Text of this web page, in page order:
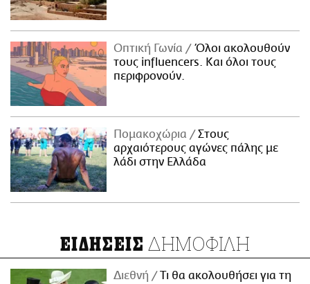
Οπτική Γωνία
Όλοι ακολουθούν
τους influencers. Και όλοι τους
περιφρονούν.
Πομακοχώρια
Στους
αρχαιότερους αγώνες πάλης με
λάδι στην Ελλάδα
ΕΙΔΗΣΕΙΣ ΔΗΜΟΦΙΛΗ
Διεθνή
Τι θα ακολουθήσει για τη